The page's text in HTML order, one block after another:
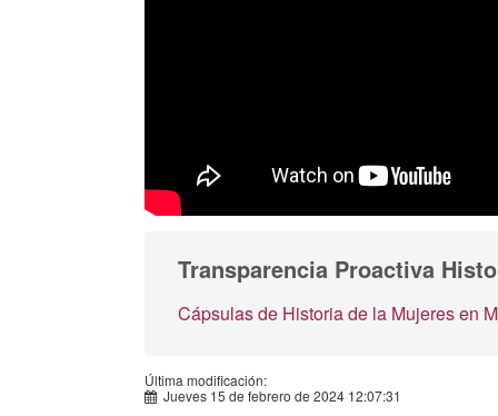
Transparencia Proactiva
Cápsulas de Historia de la Mujeres en
Última modificación:
Jueves 15 de febrero de 2024 12:07:31